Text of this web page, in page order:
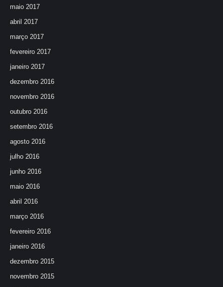
maio 2017
abril 2017
março 2017
fevereiro 2017
janeiro 2017
dezembro 2016
novembro 2016
outubro 2016
setembro 2016
agosto 2016
julho 2016
junho 2016
maio 2016
abril 2016
março 2016
fevereiro 2016
janeiro 2016
dezembro 2015
novembro 2015